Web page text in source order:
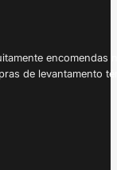
de levantamento